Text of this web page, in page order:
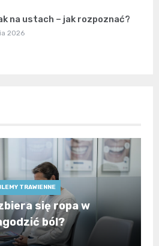
na ustach – jak rozpoznać?
2026
TRAWIENNE
się ropa w
ból?